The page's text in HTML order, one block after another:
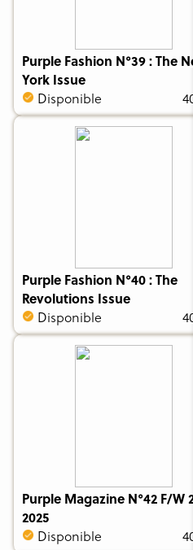
Purple Fashion N°39 : The
York Issue
Disponible
Purple Fashion N°40 : The
Revolutions Issue
Disponible
Purple Magazine N°42 F/W
2025
Disponible